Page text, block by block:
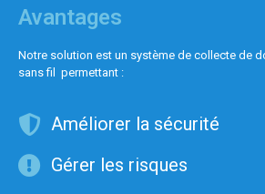
Avantages
Notre solution est un système de collecte de
sans fil permettant :
Améliorer la sécurité
Gérer les risques